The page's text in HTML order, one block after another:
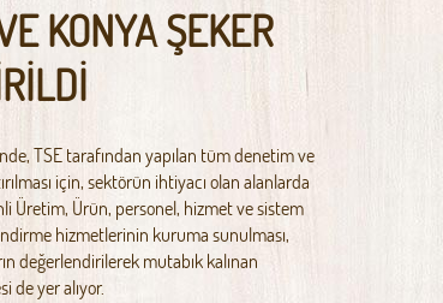
KONYA ŞEKER
TSE tarafından yapılan tüm denetim ve
için, sektörün ihtiyacı olan alanlarda
Üretim, Ürün, personel, hizmet ve sistem
hizmetlerinin kuruma sunulması,
değerlendirilerek mutabık kalınan
de yer alıyor.